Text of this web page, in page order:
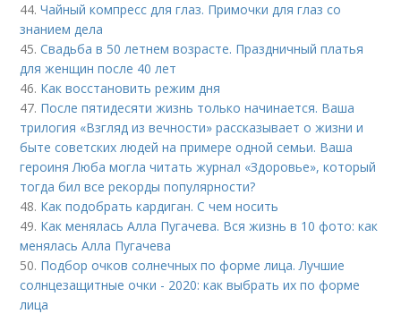
44.Чайный компресс для глаз. Примочки для глаз со
знанием дела
45.Свадьба в 50 летнем возрасте. Праздничный платья
для женщин после 40 лет
46. Как восстановить режим дня
47. После пятидесяти жизнь только начинается. Ваша
трилогия «Взгляд из вечности» рассказывает о жизни и
быте советских людей на примере одной семьи. Ваша
героиня Люба могла читать журнал «Здоровье», который
тогда бил все рекорды популярности?
48. Как подобрать кардиган. С чем носить
49. Как менялась Алла Пугачева. Вся жизнь в 10 фото: как
менялась Алла Пугачева
50. Подбор очков солнечных по форме лица. Лучшие
солнцезащитные очки - 2020: как выбрать их по форме
лица